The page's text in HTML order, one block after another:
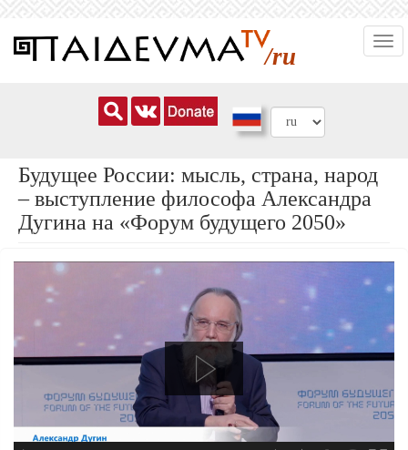
основному
/ru
Будущее России: мысль, страна, народ
– выступление философа Александра
Дугина на «Форум будущего 2050»